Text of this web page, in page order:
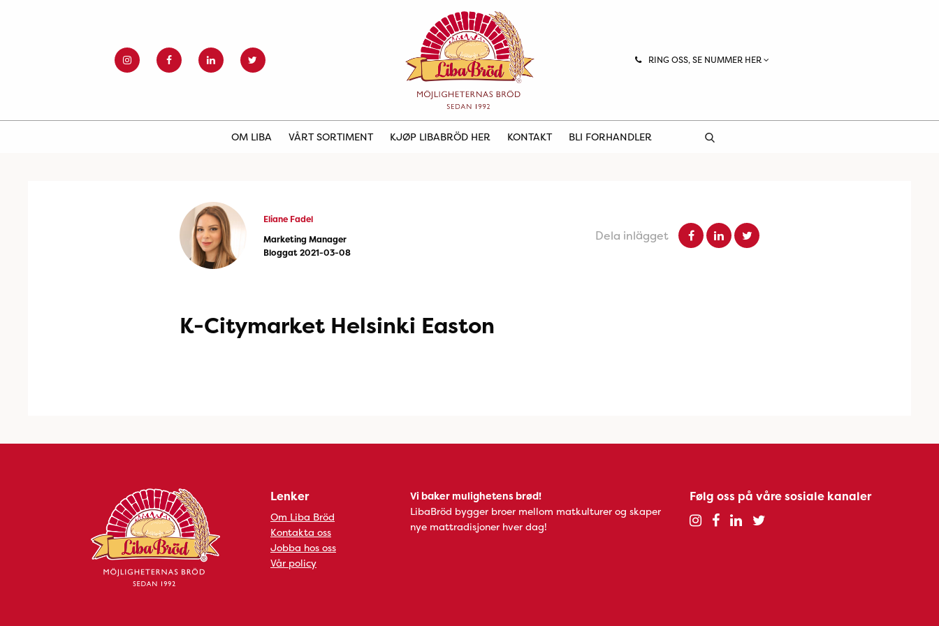
RING OSS, SE NUMMER HER
OM LIBA VÅRT SORTIMENT KJØP LIBABRÖD HER KONTAKT BLI FORHANDLER
Eliane Fadel
Marketing Manager
Bloggat 2021-03-08
Dela inlägget
K-Citymarket Helsinki Easton
Lenker
Om Liba Bröd
Kontakta oss
Jobba hos oss
Vår policy
Vi baker mulighetens brød!
LibaBröd bygger broer mellom matkulturer og skaper
nye mattradisjoner hver dag!
Følg oss på våre sosiale kanaler